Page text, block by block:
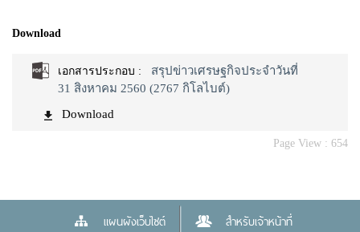
Download
เอกสารประกอบ :
สรุปข่าวเศรษฐกิจประจำวันที่
31 สิงหาคม 2560 (2767 กิโลไบต์)
Download
Page View : 654
แผนผังเว็บไซต์
สำหรับเจ้าหน้าที่